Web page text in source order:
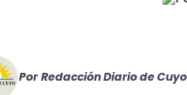
Por Redacción Diario de Cuyo